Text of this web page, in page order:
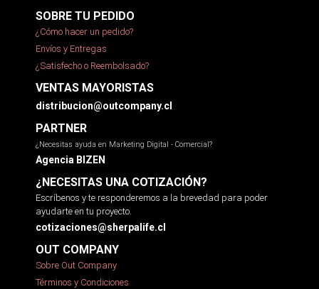
SOBRE TU PEDIDO
¿Cómo hacer un pedido?
Envíos y Entregas
¿Satisfecho o Reembolsado?
VENTAS MAYORISTAS
distribucion@outcompany.cl
PARTNER
¿Necesitas ayuda en Marketing Digital - Comercial?
Agencia BIZEN
¿NECESITAS UNA COTIZACIÓN?
Escríbenos y te responderemos a la brevedad para poder
ayudarte en tu proyecto.
cotizaciones@sherpalife.cl
OUT COMPANY
Sobre Out Company
Términos y Condiciones